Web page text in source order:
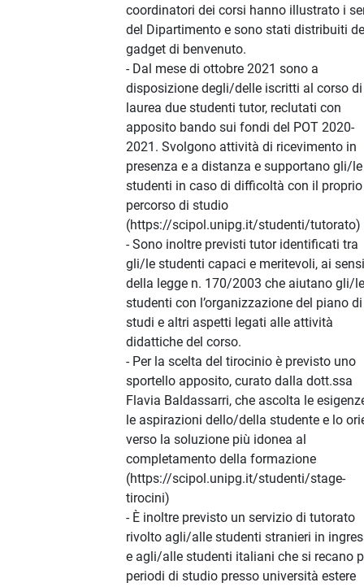
coordinatori dei corsi hanno illustrato i
del Dipartimento e sono stati distribuiti
gadget di benvenuto.
- Dal mese di ottobre 2021 sono a
disposizione degli/delle iscritti al corso di
laurea due studenti tutor, reclutati con
apposito bando sui fondi del POT 2020-
2021. Svolgono attività di ricevimento in
presenza e a distanza e supportano gli/le
studenti in caso di difficoltà con il proprio
percorso di studio
(https://scipol.unipg.it/studenti/tutorato)
- Sono inoltre previsti tutor identificati tra
gli/le studenti capaci e meritevoli, ai sensi
della legge n. 170/2003 che aiutano gli/le
studenti con l’organizzazione del piano di
studi e altri aspetti legati alle attività
didattiche del corso.
- Per la scelta del tirocinio è previsto uno
sportello apposito, curato dalla dott.ssa
Flavia Baldassarri, che ascolta le
le aspirazioni dello/della studente e lo
verso la soluzione più idonea al
completamento della formazione
(https://scipol.unipg.it/studenti/stage-
tirocini)
- È inoltre previsto un servizio di tutorato
rivolto agli/alle studenti stranieri in
e agli/alle studenti italiani che si recano
periodi di studio presso università estere